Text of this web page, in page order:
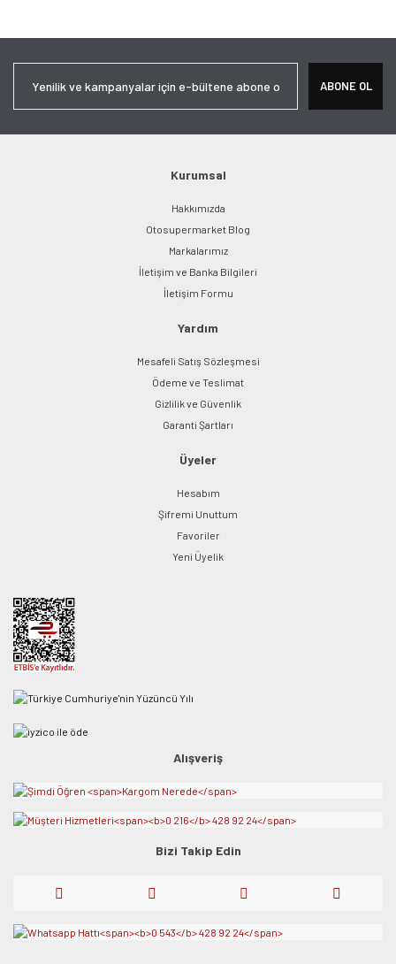
Ürün açıklamasında eksik bilgiler bulunuyor.
Bu ürüne benzer farklı alternatifler olmalı.
Gönder
ABONE OL
Kurumsal
Hakkımızda
Otosupermarket Blog
Markalarımız
İletişim ve Banka Bilgileri
İletişim Formu
Yardım
Mesafeli Satış Sözleşmesi
Ödeme ve Teslimat
Gizlilik ve Güvenlik
Garanti Şartları
Üyeler
Hesabım
Şifremi Unuttum
Favoriler
Yeni Üyelik
Alışveriş
Bizi Takip Edin